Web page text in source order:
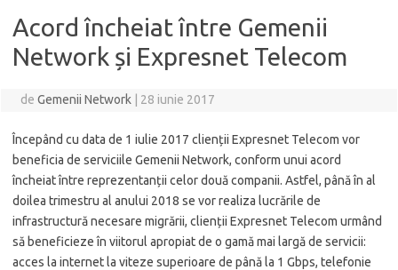
Acord încheiat între Gemenii
Network și Expresnet Telecom
de Gemenii Network 28 iunie 2017
Începând cu data de 1 iulie 2017 clienții Expresnet Telecom vor
beneficia de serviciile Gemenii Network, conform unui acord
încheiat între reprezentanții celor două companii. Astfel, până în al
doilea trimestru al anului 2018 se vor realiza lucrările de
infrastructură necesare migrării, clienții Expresnet Telecom urmând
să beneficieze în viitorul apropiat de o gamă mai largă de servicii:
acces la internet la viteze superioare de până la 1 Gbps, telefonie